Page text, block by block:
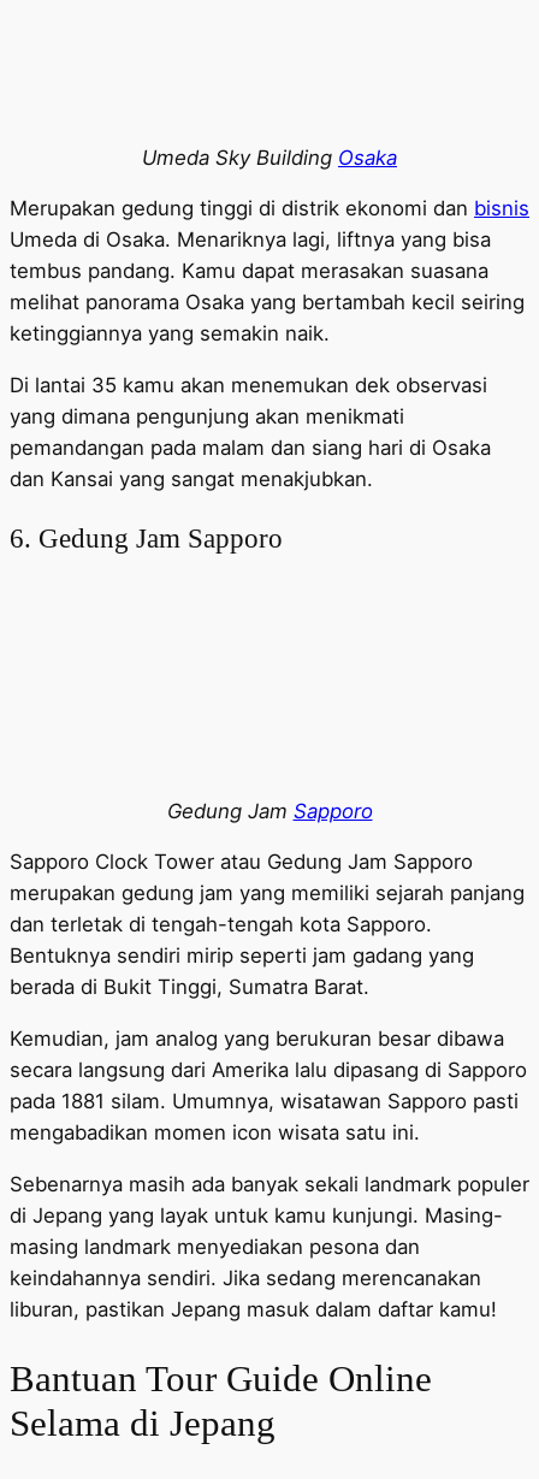
Umeda Sky Building Osaka
Merupakan gedung tinggi di distrik ekonomi dan bisnis
Umeda di Osaka. Menariknya lagi, liftnya yang bisa
tembus pandang. Kamu dapat merasakan suasana
melihat panorama Osaka yang bertambah kecil seiring
ketinggiannya yang semakin naik.
Di lantai 35 kamu akan menemukan dek observasi
yang dimana pengunjung akan menikmati
pemandangan pada malam dan siang hari di Osaka
dan Kansai yang sangat menakjubkan.
6. Gedung Jam Sapporo
Gedung Jam Sapporo
Sapporo Clock Tower atau Gedung Jam Sapporo
merupakan gedung jam yang memiliki sejarah panjang
dan terletak di tengah-tengah kota Sapporo.
Bentuknya sendiri mirip seperti jam gadang yang
berada di Bukit Tinggi, Sumatra Barat.
Kemudian, jam analog yang berukuran besar dibawa
secara langsung dari Amerika lalu dipasang di Sapporo
pada 1881 silam. Umumnya, wisatawan Sapporo pasti
mengabadikan momen icon wisata satu ini.
Sebenarnya masih ada banyak sekali landmark populer
di Jepang yang layak untuk kamu kunjungi. Masing-
masing landmark menyediakan pesona dan
keindahannya sendiri. Jika sedang merencanakan
liburan, pastikan Jepang masuk dalam daftar kamu!
Bantuan Tour Guide Online
Selama di Jepang